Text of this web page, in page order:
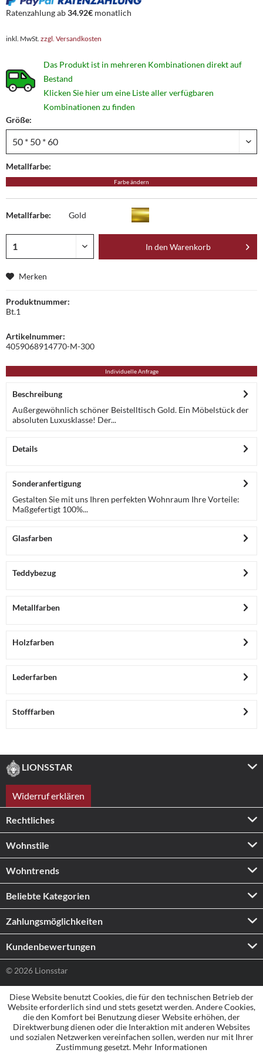
Ratenzahlung ab34.92€ monatlich
inkl. MwSt. zzgl. Versandkosten
Das Produkt ist in mehreren Kombinationen direkt auf
Bestand
Klicken Sie hier um eine Liste aller verfügbaren
Kombinationen zu finden
Größe:
Metallfarbe:
Farbe ändern
Metallfarbe: Gold
In den Warenkorb
Merken
Produktnummer:
Bt.1
Artikelnummer:
4059068914770-M-300
Individuelle Anfrage
Beschreibung
Außergewöhnlich schöner Beistelltisch Gold. Ein Möbelstück der
absoluten Luxusklasse! Der...
Details
Sonderanfertigung
Gestalten Sie mit uns Ihren perfekten Wohnraum Ihre Vorteile:
Maßgefertigt 100%...
Glasfarben
Teddybezug
Metallfarben
Holzfarben
Lederfarben
Stofffarben
LIONSSTAR
Widerruf erklären
Rechtliches
Wohnstile
Wohntrends
Beliebte Kategorien
Zahlungs­möglichkeiten
Kundenbewertungen
© 2026 Lionsstar
Diese Website benutzt Cookies, die für den technischen Betrieb der
Website erforderlich sind und stets gesetzt werden. Andere Cookies,
die den Komfort bei Benutzung dieser Website erhöhen, der
Direktwerbung dienen oder die Interaktion mit anderen Websites
und sozialen Netzwerken vereinfachen sollen, werden nur mit Ihrer
Zustimmung gesetzt. Mehr Informationen